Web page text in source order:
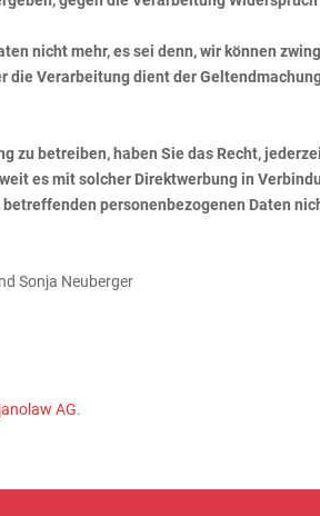
nicht mehr, es sei denn, wir können
Verarbeitung dient der
betreiben, haben Sie das Recht,
es mit solcher Direktwerbung in
personenbezogenen Daten
Sonja Neuberger
janolaw AG.